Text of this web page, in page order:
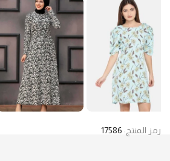
رمز المنتج: 17586